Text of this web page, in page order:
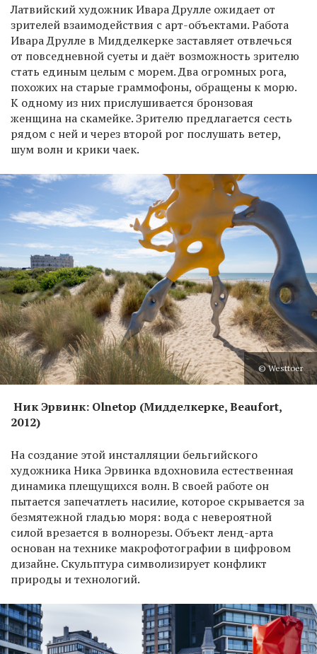
Латвийский художник Ивара Друлле ожидает от
зрителей взаимодействия с арт-объектами. Работа
Ивара Друлле в Мидделкерке заставляет отвлечься
от повседневной суеты и даёт возможность зрителю
стать единым целым с морем. Два огромных рога,
похожих на старые граммофоны, обращены к морю.
К одному из них прислушивается бронзовая
женщина на скамейке. Зрителю предлагается сесть
рядом с ней и через второй рог послушать ветер,
шум волн и крики чаек.
© Westtoer
Ник Эрвинк: Olnetop (Мидделкерке, Beaufort,
2012)
На создание этой инсталляции бельгийского
художника Ника Эрвинка вдохновила естественная
динамика плещущихся волн. В своей работе он
пытается запечатлеть насилие, которое скрывается за
безмятежной гладью моря: вода с невероятной
силой врезается в волнорезы. Объект ленд-арта
основан на технике макрофотографии в цифровом
дизайне. Скульптура символизирует конфликт
природы и технологий.